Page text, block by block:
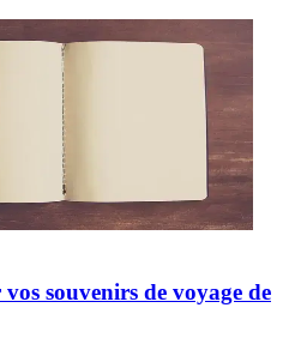
souvenirs de voyage de